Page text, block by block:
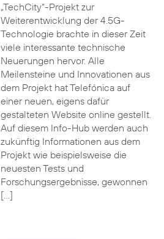
„TechCity“-Projekt zur
Weiterentwicklung der 4.5G-
Technologie brachte in dieser Zeit
viele interessante technische
Neuerungen hervor. Alle
Meilensteine und Innovationen aus
dem Projekt hat Telefónica auf
einer neuen, eigens dafür
gestalteten Website online gestellt.
Auf diesem Info-Hub werden auch
zukünftig Informationen aus dem
Projekt wie beispielsweise die
neuesten Tests und
Forschungsergebnisse, gewonnen
[…]